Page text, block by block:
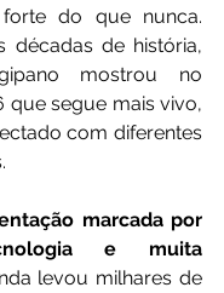
do que nunca.
décadas de história,
mostrou no
que segue mais vivo,
com diferentes
marcada por
e muita
levou milhares de